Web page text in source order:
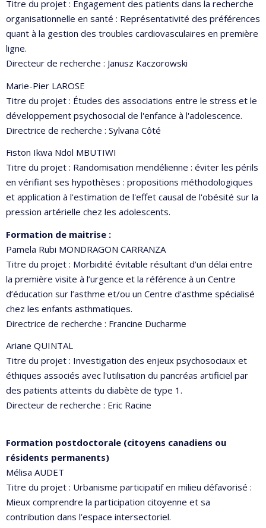
Titre du projet : Engagement des patients dans la recherche
organisationnelle en santé : Représentativité des préférences
quant à la gestion des troubles cardiovasculaires en première
ligne.
Directeur de recherche : Janusz Kaczorowski
Marie-Pier LAROSE
Titre du projet : Études des associations entre le stress et le
développement psychosocial de l'enfance à l'adolescence.
Directrice de recherche : Sylvana Côté
Fiston Ikwa Ndol MBUTIWI
Titre du projet : Randomisation mendélienne : éviter les périls
en vérifiant ses hypothèses : propositions méthodologiques
et application à l'estimation de l'effet causal de l'obésité sur la
pression artérielle chez les adolescents.
Formation de maitrise :
Pamela Rubi MONDRAGON CARRANZA
Titre du projet : Morbidité évitable résultant d’un délai entre
la première visite à l’urgence et la référence à un Centre
d’éducation sur l’asthme et/ou un Centre d'asthme spécialisé
chez les enfants asthmatiques.
Directrice de recherche : Francine Ducharme
Ariane QUINTAL
Titre du projet : Investigation des enjeux psychosociaux et
éthiques associés avec l'utilisation du pancréas artificiel par
des patients atteints du diabète de type 1.
Directeur de recherche : Eric Racine
Formation postdoctorale (citoyens canadiens ou
résidents permanents)
Mélisa AUDET
Titre du projet : Urbanisme participatif en milieu défavorisé :
Mieux comprendre la participation citoyenne et sa
contribution dans l’espace intersectoriel.